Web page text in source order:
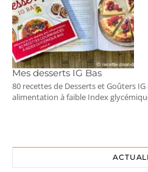
Mes desserts IG Bas
80 recettes de Desserts et Goûters
alimentation à faible Index